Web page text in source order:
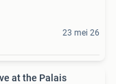
23 mei 26
at the Palais